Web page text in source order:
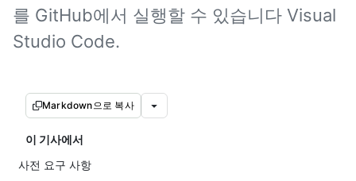
를 GitHub에서 실행할 수 있습니다 Visual
Studio Code.
Markdown으로 복사
이 기사에서
사전 요구 사항